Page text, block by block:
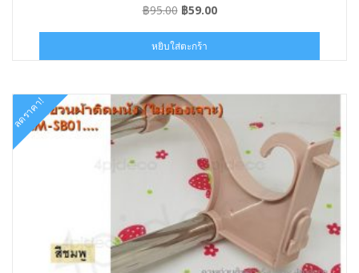
฿95.00 Original
was:
฿95.00.
฿59.00Current
฿59.00.
หยิบใส่ตะกร้า
ลดราคา!